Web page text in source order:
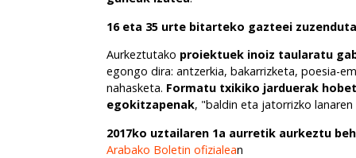
16 eta 35 urte bitarteko gazteei
Aurkeztutako proiektuek inoiz taularatu
egongo dira: antzerkia, bakarrizketa, poesia-
nahasketa. Formatu txikiko jarduerak
egokitzapenak, "baldin eta jatorrizko
2017ko uztailaren 1a aurretik aurkeztu
Arabako Boletin ofizialean